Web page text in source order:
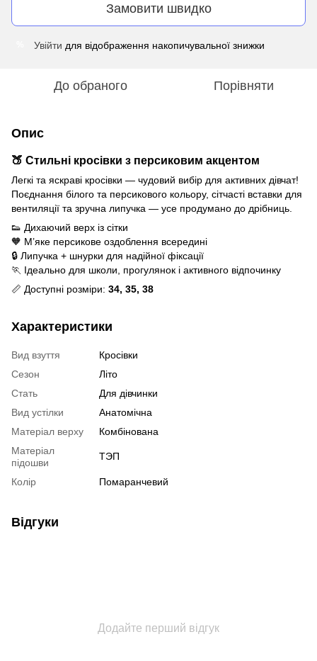
Замовити швидко
Увійти для відображення накопичувальної знижки
До обраного Порівняти
Опис
🍑 Стильні кросівки з персиковим акцентом
Легкі та яскраві кросівки — чудовий вибір для активних дівчат!
Поєднання білого та персикового кольору, сітчасті вставки для
вентиляції та зручна липучка — усе продумано до дрібниць.
👟 Дихаючий верх із сітки
🧡 М’яке персикове оздоблення всередині
🔒 Липучка + шнурки для надійної фіксації
🏃 Ідеально для школи, прогулянок і активного відпочинку
📏 Доступні розміри: 34, 35, 38
Характеристики
Вид взуття
Кросівки
Сезон
Літо
Стать
Для дівчинки
Вид устілки
Анатомічна
Матеріал верху
Комбінована
Матеріал
підошви
ТЭП
Колір Помаранчевий
Відгуки
Додайте перший відгук